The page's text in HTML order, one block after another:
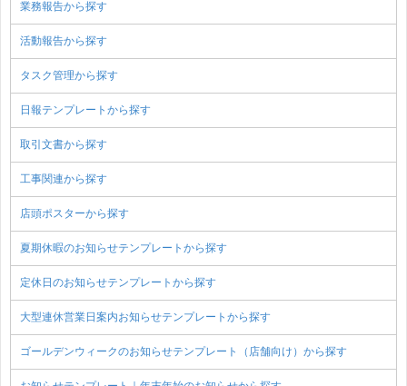
業務報告から探す
活動報告から探す
タスク管理から探す
日報テンプレートから探す
取引文書から探す
工事関連から探す
店頭ポスターから探す
夏期休暇のお知らせテンプレートから探す
定休日のお知らせテンプレートから探す
大型連休営業日案内お知らせテンプレートから探す
ゴールデンウィークのお知らせテンプレート（店舗向け）から探す